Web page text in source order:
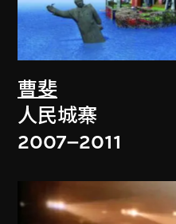
曹斐
人民城寨
2007–2011